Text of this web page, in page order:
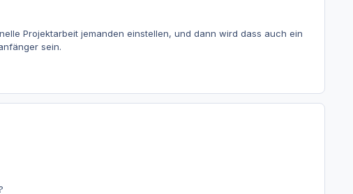
Projektarbeit jemanden einstellen, und dann wird dass auch ein
sein.